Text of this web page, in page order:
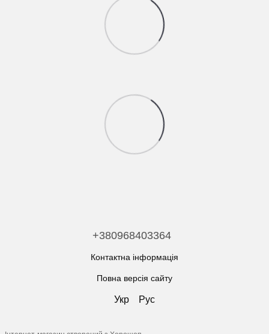
+380968403364
Контактна інформація
Повна версія сайту
Укр Рус